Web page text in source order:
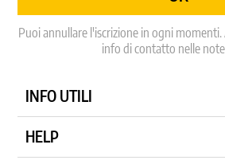
Puoi annullare l'iscrizione in ogni momenti.
info di contatto nelle
INFO UTILI
HELP